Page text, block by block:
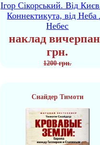
Ігор Сікорський. Від
Коннектикута, від Неба
Небес
наклад
грн.
1200 грн.
Снайдер Тимоти